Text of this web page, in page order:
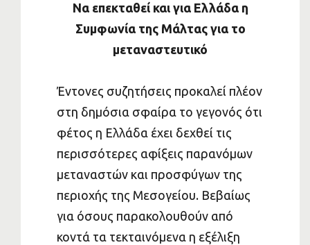
Να επεκταθεί και για Ελλάδα η
Συμφωνία της Μάλτας για το
μεταναστευτικό
Έντονες συζητήσεις προκαλεί πλέον
στη δημόσια σφαίρα το γεγονός ότι
φέτος η Ελλάδα έχει δεχθεί τις
περισσότερες αφίξεις παρανόμων
μεταναστών και προσφύγων της
περιοχής της Μεσογείου. Βεβαίως
για όσους παρακολουθούν από
κοντά τα τεκταινόμενα η εξέλιξη